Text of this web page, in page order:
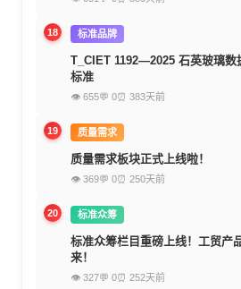
18 标准品牌
T_CIET 1192—2025 石英玻璃数
标准
👁 655💬 0⏰ 383天前
19 质量需求
质量需求板块正式上线啦！
👁 369💬 0⏰ 250天前
20 标准众筹
标准众筹栏目重磅上线！工贸产
来！
👁 327💬 0⏰ 252天前